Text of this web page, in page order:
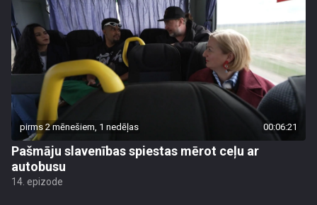
pirms 2 mēnešiem, 1 nedēļas 00:06:21
Pašmāju slavenības spiestas mērot ceļu ar
autobusu
14. epizode